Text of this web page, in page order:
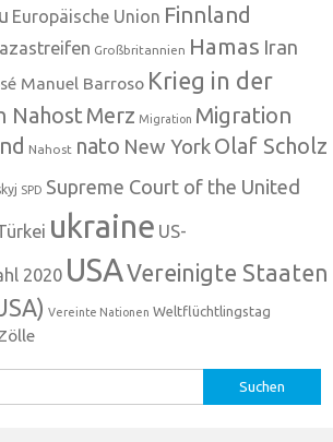
Europäische Union Finnland
Großbritannien Hamas Iran
Manuel Barroso Krieg in der
NahostMerz Migration Migration
Nahost nato New YorkOlaf Scholz
SPD Supreme Court of the United
ukraine US-
2020 USAVereinigte Staaten
Vereinte Nationen Weltflüchtlingstag